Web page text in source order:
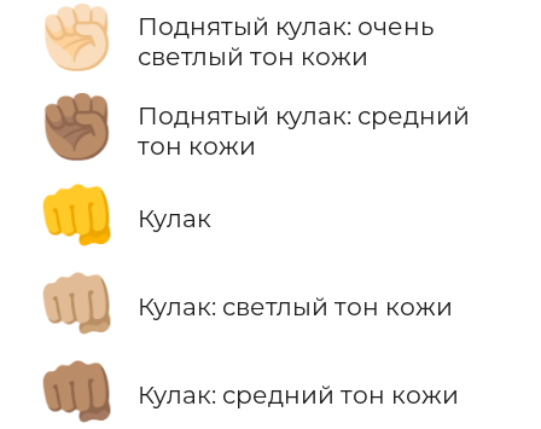
✊🏻
Поднятый кулак: очень
светлый тон кожи
✊🏽
Поднятый кулак: средний
тон кожи
👊 Кулак
👊🏼 Кулак: светлый тон кожи
👊🏽 Кулак: средний тон кожи